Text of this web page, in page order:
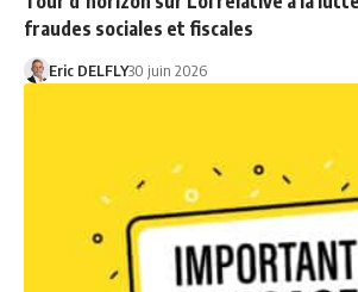
fraudes sociales et fiscales
Eric DELFLY30 juin 2026